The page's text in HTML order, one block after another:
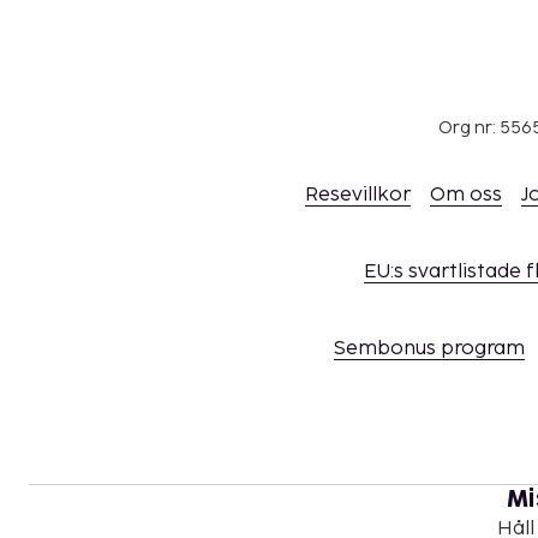
Org nr:
Resevillkor Om oss
EU:s svartlistade
Sembonus program